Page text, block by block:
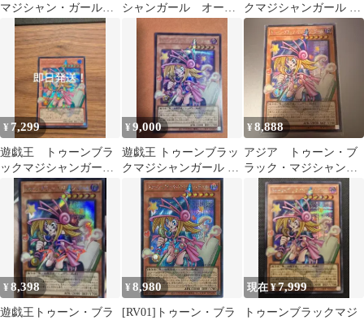
マジシャン・ガール
オーバーフレーム
シャンガール オーバ
クマジシャンガール オ
ーバーフレーム
¥ 7,299
遊戯王 トゥーンブラ
ックマジシャンガー
ル オーバーフレーム
¥9,000
遊戯王 トゥーンブラッ
クマジシャンガール オ
ーバーフレーム
¥8,888
アジア トゥーン・ブ
ラック・マジシャン・
ガール オーバーフレ
ーム シークレット
¥8,398
遊戯王トゥーン・ブラ
¥8,980
[RV01]トゥーン・ブラ
現在 ¥7,999
トゥーンブラックマジ